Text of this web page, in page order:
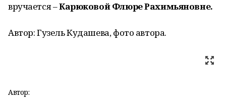
вручается –Карюковой Флюре Рахимьяновне.
Автор: Гузель Кудашева, фото автора.
Автор: